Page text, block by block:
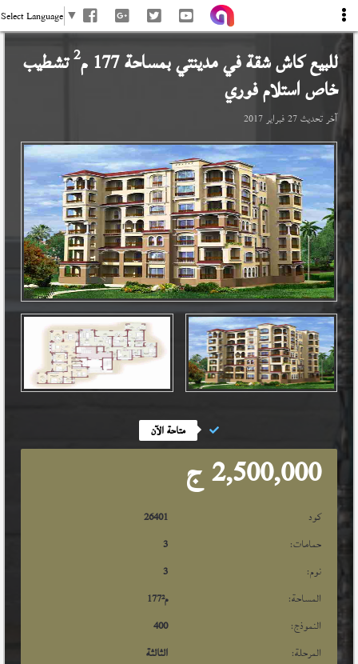
Select Language ▼
للبيع كاش شقة فيمدينتيبمساحة 177 م 2تشطيب
خاص استلام فوري
آخر تحديث27 فبراير 2017
متاحة الآن
2,500,000 ج
كود
26401
حمامات:
3
نوم:
3
المساحة:
177م²
النموذج:
400
المرحلة:
الثالثة